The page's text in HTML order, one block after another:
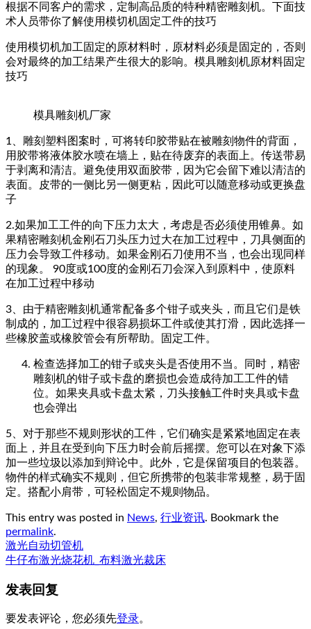
根据不同客户的需求，定制高品质的特种精密雕刻机。下面技
术人员带你了解使用模切机固定工件的技巧
使用模切机加工固定的原材料时，原材料必须是固定的，否则
会对最终的加工结果产生很大的影响。模具雕刻机原材料固定
技巧
模具雕刻机厂家
1、雕刻塑料图案时，可将转印胶带贴在被雕刻物件的背面，
用胶带将液体胶水喷在墙上，贴在待废弃的表面上。传送带易
于剥离和清洁。避免使用双面胶带，因为它会留下难以清洁的
表面。皮带的一侧比另一侧更粘，因此可以随意移动或更换盘
子
2.如果加工工件的向下压力太大，考虑是否必须使用锥鼻。如
果精密雕刻机金刚石刀头压力过大在加工过程中，刀具侧面的
压力会导致工件移动。如果金刚石刀使用不当，也会出现同样
的现象。 90度或100度的金刚石刀会深入到原料中，使原料
在加工过程中移动
3、由于精密雕刻机通常配备多个钳子或夹头，而且它们是铁
制成的，加工过程中很容易损坏工件或使其打滑，因此选择一
些橡胶盖或橡胶管会有所帮助。固定工件。
检查选择加工的钳子或夹头是否使用不当。同时，精密
雕刻机的钳子或卡盘的磨损也会造成待加工工件的错
位。如果夹具或卡盘太紧，刀头接触工件时夹具或卡盘
也会弹出
5、对于那些不规则形状的工件，它们确实是紧紧地固定在表
面上，并且在受到向下压力时会前后摇摆。您可以在对象下添
加一些垃圾以添加到辩论中。此外，它是保留项目的包装器。
物件的样式确实不规则，但它所携带的包装非常规整，易于固
定。搭配小肩带，可轻松固定不规则物品。
This entry was posted in News, 行业资讯. Bookmark the
permalink.
激光自动切管机
牛仔布激光烧花机_布料激光裁床
发表回复
要发表评论，您必须先登录。